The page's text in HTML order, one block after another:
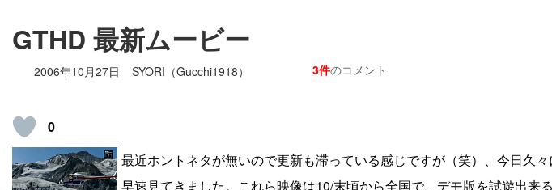
GTHD 最新ムービー
2006年10月27日 SYORI（Gucchi1918） 3件のコメント
0
最近ホントネタが無いので更新も滞っている感じですが（笑）、今日久
早速見てきました。これら映像は10/末頃から全国で、デモ版を試遊出来